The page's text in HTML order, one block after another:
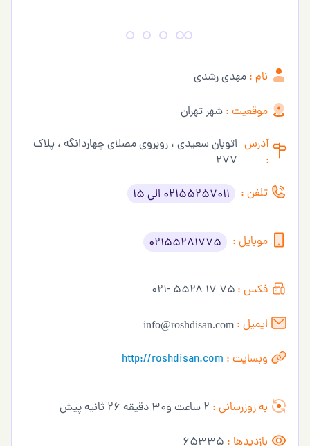
نام : مهدی رشدی
موقعیت : شهر تهران
آدرس
:
اتوبان سعیدی ، روبروی مصلای چهاردانگه ، پلاک
۲۷۷
تلفن :
02155257011 الی 15
موبایل : 02155281775
فکس : ۷۵ ۱۷ ۵۵۲۸ -۰۲۱
ایمیل : info@roshdisan.com
وبسایت : http://roshdisan.com
به روزرسانی : 2 ساعت و30 دقیقه 26 ثانیه پیش
بازدیدها : 65335